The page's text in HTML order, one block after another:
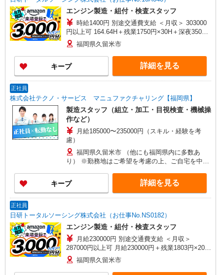
エンジン製造・組付・検査スタッフ
時給1400円 別途交通費支給 ＜月収＞ 303000
円以上可 164.64H＋残業1750円×30H＋深夜350円
×60H福岡県久留米市
キープ 詳細を見る
正社員
株式会社テクノ・サービス マニュファクチャリング【福岡県】
製造スタッフ（組立・加工・目視検査・機械操
作など）
月給185000〜235000円（スキル・経験を考
慮）
福岡県久留米市 （他にも福岡県内に多数あ
り） ※勤務地はご希望を考慮の上、ご自宅を中心
なし）
キープ 詳細を見る
正社員
日研トータルソーシング株式会社（お仕事No.NS0182）
エンジン製造・組付・検査スタッフ
月給230000円 別途交通費支給 ＜月収＞
287000円以上可 月給230000円＋残業1803円×20H
＋深夜361円×60H
福岡県久留米市